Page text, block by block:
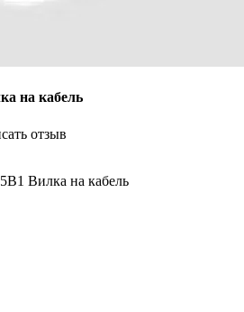
на кабель
отзыв
Вилка на кабель